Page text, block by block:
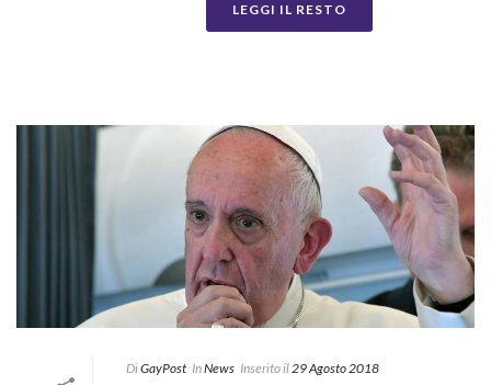
LEGGI IL RESTO
DiGayPost InNews Inserito il 29 Agosto 2018